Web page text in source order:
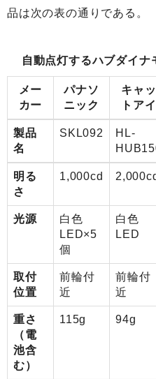
品は次の表の通りである。
自動点灯するハブダイ
メー
カー
パナソ
ニック
キャッ
トアイ
製品
名
SKL092
HL-
明る
さ
1,000cd
光源
白色
LED×5
個
白色
LED
取付
位置
前輪付
近
前輪付
近
重さ
（電
池含
む）
115g 94g